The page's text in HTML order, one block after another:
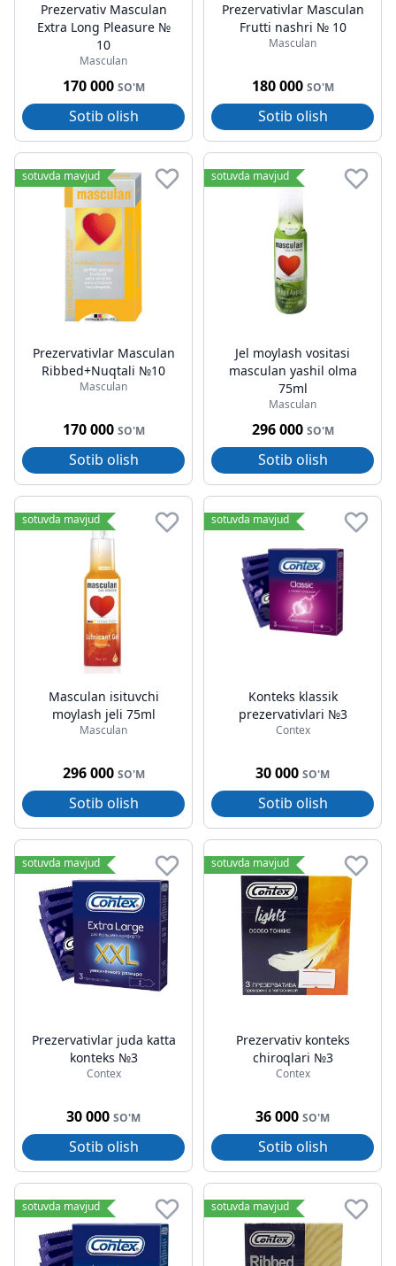
Prezervativ Masculan
Extra Long Pleasure №
10
Masculan
170 000 SO'M
Sotib olish
Prezervativlar Masculan
Frutti nashri № 10
Masculan
180 000 SO'M
Sotib olish
sotuvda mavjud
Prezervativlar Masculan
Ribbed+Nuqtali №10
Masculan
170 000 SO'M
Sotib olish
sotuvda mavjud
Jel moylash vositasi
masculan yashil olma
75ml
Masculan
296 000 SO'M
Sotib olish
sotuvda mavjud
Masculan isituvchi
moylash jeli 75ml
Masculan
296 000 SO'M
Sotib olish
sotuvda mavjud
Konteks klassik
prezervativlari №3
Contex
30 000 SO'M
Sotib olish
sotuvda mavjud
Prezervativlar juda katta
konteks №3
Contex
30 000 SO'M
Sotib olish
sotuvda mavjud
Prezervativ konteks
chiroqlari №3
Contex
36 000 SO'M
Sotib olish
sotuvda mavjud sotuvda mavjud